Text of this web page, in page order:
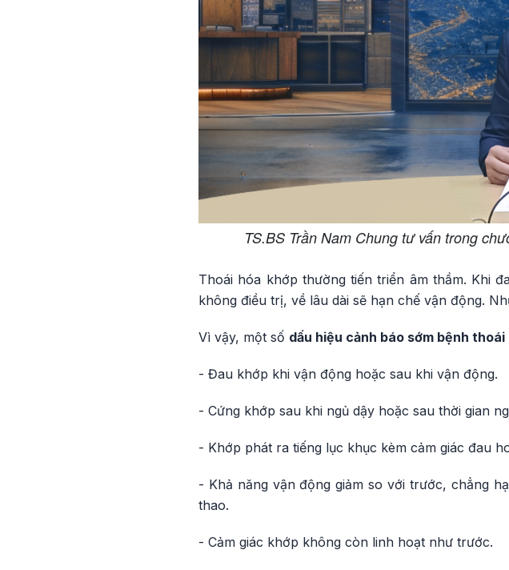
TS.BS Trần Nam Chung tư vấn trong
Thoái hóa khớp thường tiến triển âm thầm. Khi
không điều trị, về lâu dài sẽ hạn chế vận động.
Vì vậy, một số dấu hiệu cảnh báo sớm bệnh thoái
- Đau khớp khi vận động hoặc sau khi vận động.
- Cứng khớp sau khi ngủ dậy hoặc sau thời gian
- Khớp phát ra tiếng lục khục kèm cảm giác đau
- Khả năng vận động giảm so với trước, chẳng
thao.
- Cảm giác khớp không còn linh hoạt như trước.